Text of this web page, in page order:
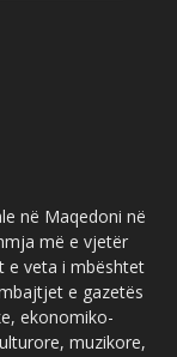
në Maqedoni në
më e vjetër
e veta i mbështet
e gazetës
ekonomiko-
muzikore,